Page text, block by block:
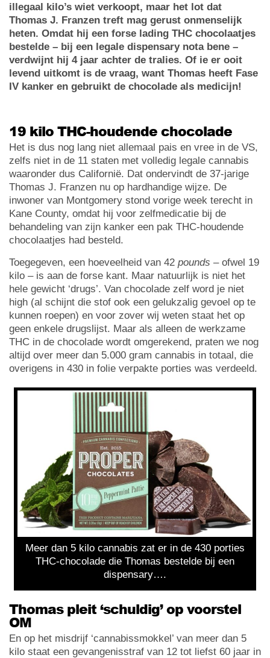
illegaal kilo’s wiet verkoopt, maar het lot dat
Thomas J. Franzen treft mag gerust onmenselijk
heten. Omdat hij een forse lading THC chocolaatjes
bestelde – bij een legale dispensary nota bene –
verdwijnt hij 4 jaar achter de tralies. Of ie er ooit
levend uitkomt is de vraag, want Thomas heeft Fase
IV kanker en gebruikt de chocolade als medicijn!
19 kilo THC-houdende chocolade
Het is dus nog lang niet allemaal pais en vree in de VS,
zelfs niet in de 11 staten met volledig legale cannabis
waaronder dus Californië. Dat ondervindt de 37-jarige
Thomas J. Franzen nu op hardhandige wijze. De
inwoner van Montgomery stond vorige week terecht in
Kane County, omdat hij voor zelfmedicatie bij de
behandeling van zijn kanker een pak THC-houdende
chocolaatjes had besteld.
Toegegeven, een hoeveelheid van 42 pounds – ofwel 19
kilo – is aan de forse kant. Maar natuurlijk is niet het
hele gewicht ‘drugs’. Van chocolade zelf word je niet
high (al schijnt die stof ook een gelukzalig gevoel op te
kunnen roepen) en voor zover wij weten staat het op
geen enkele drugslijst. Maar als alleen de werkzame
THC in de chocolade wordt omgerekend, praten we nog
altijd over meer dan 5.000 gram cannabis in totaal, die
overigens in 430 in folie verpakte porties was verdeeld.
Meer dan 5 kilo cannabis zat er in de 430 porties
THC-chocolade die Thomas bestelde bij een
dispensary….
Thomas pleit ‘schuldig’ op voorstel
OM
En op het misdrijf ‘cannabissmokkel’ van meer dan 5
kilo staat een gevangenisstraf van 12 tot liefst 60 jaar in